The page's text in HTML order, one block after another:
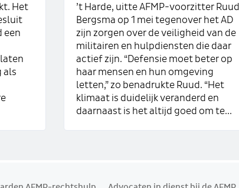
Het
een
als
’t Harde, uitte AFMP-voorzitter Ruud
Bergsma op 1 mei tegenover het AD
zijn zorgen over de veiligheid van de
militairen en hulpdiensten die daar
actief zijn. “Defensie moet beter op
haar mensen en hun omgeving
letten,” zo benadrukte Ruud. “Het
klimaat is duidelijk veranderd en
daarnaast is het altijd goed om te...